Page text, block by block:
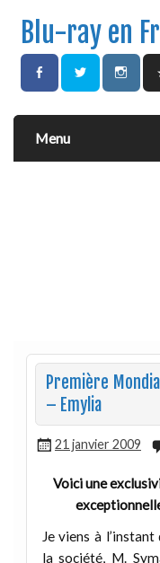
Blu-ray en
Menu
Première
– Emylia
21 janvier 2009
Voici une
Je viens à
la société, M.